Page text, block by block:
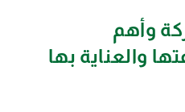
وأهم
والعناية بها